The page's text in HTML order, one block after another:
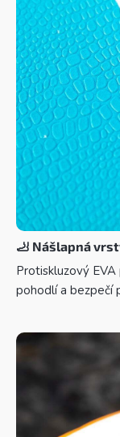
🦶 Nášlapná
Protiskluzový
pohodlí a bezpečí